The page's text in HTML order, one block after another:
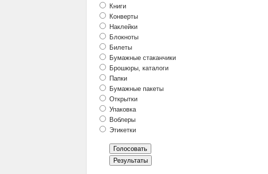
Книги
Конверты
Наклейки
Блокноты
Билеты
Бумажные стаканчики
Брошюры, каталоги
Папки
Бумажные пакеты
Открытки
Упаковка
Воблеры
Этикетки